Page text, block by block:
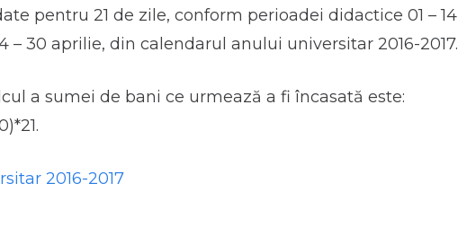
pentru 21 de zile, conform perioadei didactice 01 – 14
– 30 aprilie, din calendarul anului universitar 2016-2017.
a sumei de bani ce urmează a fi încasată este:
2016-2017